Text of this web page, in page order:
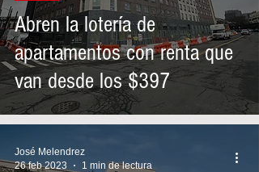
Abren la lotería de
apartamentos con renta que
van desde los $397
José Melendrez
26 feb 2023
1 min de lectura